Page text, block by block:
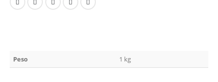
Peso 1 kg